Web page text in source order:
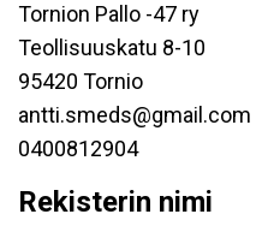
Tornion Pallo -47 ry
Teollisuuskatu 8-10
95420 Tornio
antti.smeds@gmail.com
0400812904
Rekisterin nimi